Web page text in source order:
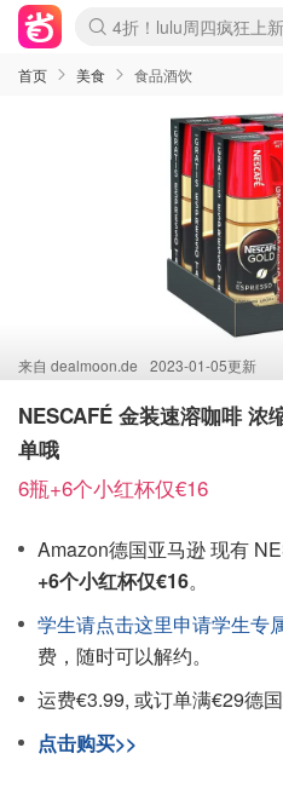
Boticinal 夏促开抢！
4折！lulu周四疯狂上新
还没结束！
Joybuy变相75折 随时
速领！Stanley独家85折
疑似霸哥！Camper额
Zalando 奥莱闪促！每
Moncler反季囤！5折起
Coach Brooklyn仅€192
首页 美食 食品酒饮
来自 dealmoon.de 2023-01-05更新
NESCAFÉ 金装速溶咖啡 浓
单哦
6瓶+6个小红杯仅€16
Amazon德国亚马逊 现有
+6个小红杯仅€16。
学生请点击这里申请学生专
费，随时可以解约。
运费€3.99, 或订单满€29德国
点击购买>>